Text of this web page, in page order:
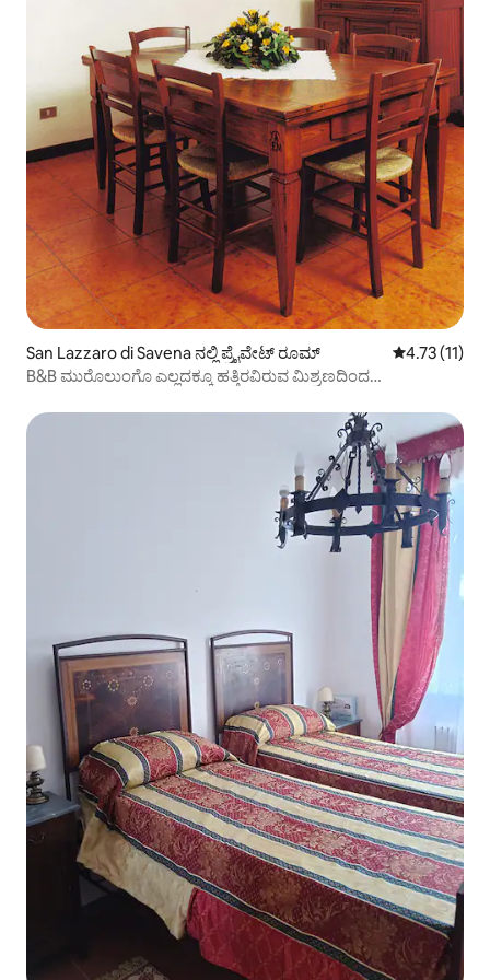
San Lazzaro di Savena ನಲ್ಲಿ ಪ್ರೈವೇಟ್ ರೂಮ್ 5 ರಲ್ಲಿ 4.73
4.73 (11)
B&B ಮುರೊಲುಂಗೊ ಎಲ್ಲದಕ್ಕೂ ಹತ್ತಿರವಿರುವ ಮಿಶ್ರಣದಿಂದ